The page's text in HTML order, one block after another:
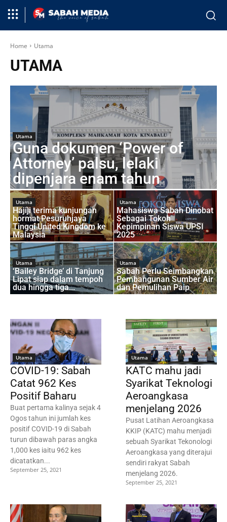
Home Utama
UTAMA
Utama
Guna dokumen ‘Power of
Attorney’ palsu, lelaki
dipenjara enam tahun
Utama
Hajiji terima kunjungan
hormat Pesuruhjaya
Tinggi United Kingdom ke
Malaysia
Utama
Mahasiswa Sabah Dinobat
Sebagai Tokoh
Kepimpinan Siswa UPSI
2025
Utama
‘Bailey Bridge’ di Tanjung
Lipat siap dalam tempoh
dua hingga tiga...
Utama
Sabah Perlu Seimbangkan
Pembangunan Sumber Air
dan Pemulihan Paip
Utama
COVID-19: Sabah
Catat 962 Kes
Positif Baharu
Buat pertama kalinya sejak 4
Ogos tahun ini jumlah kes
positif COVID-19 di Sabah
turun dibawah paras angka
1,000 kes iaitu 962 kes
dicatatkan...
September 25, 2021
Utama
KATC mahu jadi
Syarikat Teknologi
Aeroangkasa
menjelang 2026
Pusat Latihan Aeroangkasa
KKIP (KATC) mahu menjadi
sebuah Syarikat Tekonologi
Aeroangkasa yang diterajui
sendiri rakyat Sabah
menjelang 2026.
September 25, 2021